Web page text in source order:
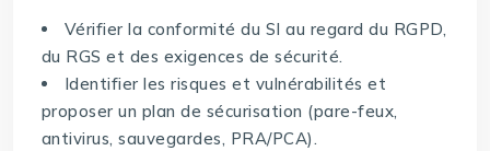
Vérifier la conformité du SI au regard du RGPD,
du RGS et des exigences de sécurité.
Identifier les risques et vulnérabilités et
proposer un plan de sécurisation (pare-feux,
antivirus, sauvegardes, PRA/PCA).